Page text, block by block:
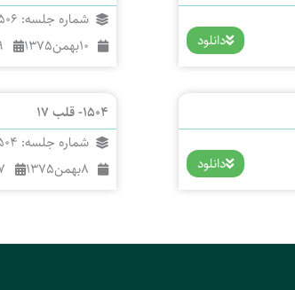
دانلود
شماره جلسه: 1506
10بهمن1375
دانلود
1504- قلب 17
شماره جلسه: 1504
8بهمن1375